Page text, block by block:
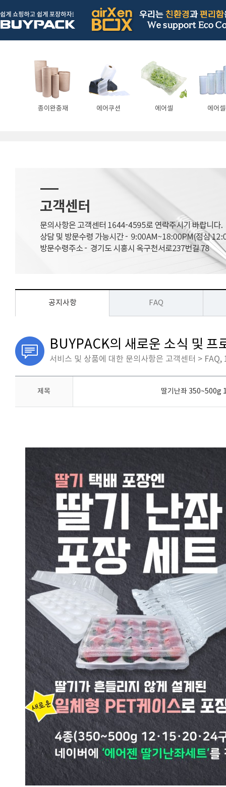
종이완충재 에어쿠션 에어셀 에어
공지사항 FAQ
BUYPACK의 새로운 소식 및 프
서비스 및 상품에 대한 문의사항은 고객센터 >
제목 딸기난좌 350~500g